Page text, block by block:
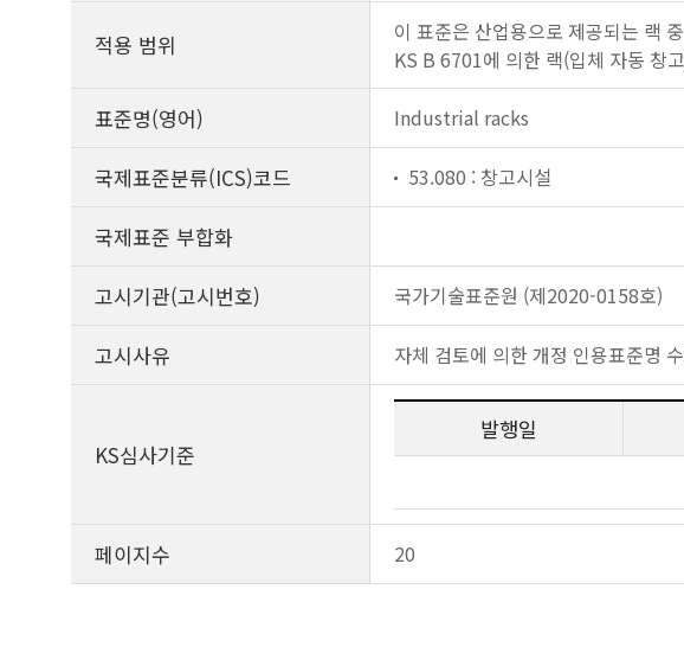
적용 범위
이 표준은 산업용으로 제공되는 랙
KS B 6701에 의한 랙(입체 자동 창
표준명(영어) Industrial racks
국제표준분류(ICS)코드 53.080 : 창고시설
국제표준 부합화
고시기관(고시번호)
국가기술표준원 (제2020-0158호)
고시사유 자체 검토에 의한 개정 인용표준명
KS심사기준
발행일
페이지수 20